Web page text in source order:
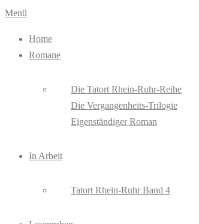
Zum
springen
Menü
Home
Romane
Die Tatort Rhein-Ruhr-Reihe
Die Vergangenheits-Trilogie
Eigenständiger Roman
In Arbeit
Tatort Rhein-Ruhr Band 4